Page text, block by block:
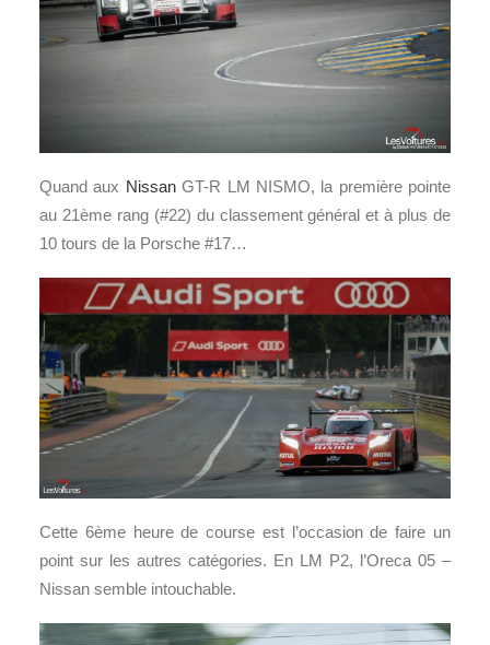
Quand aux NissanGT-R LM NISMO, la première pointe
au 21ème rang (#22) du classement général et à plus de
10 tours de la Porsche #17…
Cette 6ème heure de course est l’occasion de faire un
point sur les autres catégories. En LM P2, l’Oreca 05 –
Nissan semble intouchable.